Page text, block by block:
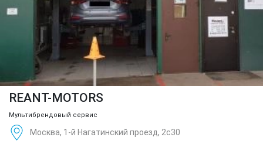
REANT-MOTORS
Мультибрендовый сервис
Москва, 1-й Нагатинский проезд, 2с30